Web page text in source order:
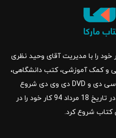
کتاب مارکا در سال 1383 کار خود را با مدیریت آقای وحید نظری
و کمک آموزشی، کتب دانشگاهی،
کتابهای زبان خارجه، انواع CD سی دی و DVD دی وی دی شروع
کرد.فروشگاه آنلاین کتاب مارکا در تاریخ 18 مرداد 94 کار خود را در
کتاب شروع کرد.